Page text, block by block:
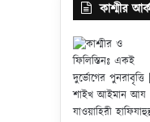
কাশ্মীর